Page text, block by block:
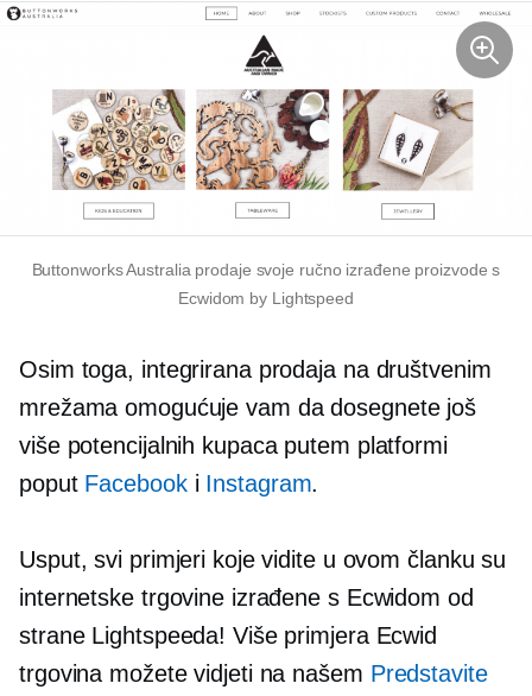
Buttonworks Australia prodaje svoje ručno izrađene proizvode s
Ecwidom by Lightspeed
Osim toga, integrirana prodaja na društvenim
mrežama omogućuje vam da dosegnete još
više potencijalnih kupaca putem platformi
poput Facebooki Instagram.
Usput, svi primjeri koje vidite u ovom članku su
internetske trgovine izrađene s Ecwidom od
strane Lightspeeda! Više primjera Ecwid
trgovina možete vidjeti na našem Predstavite